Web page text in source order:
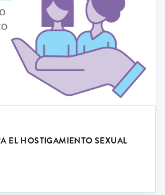
EL HOSTIGAMIENTO SEXUAL